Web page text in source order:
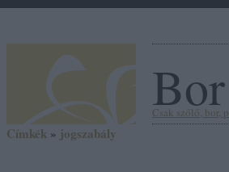
Csak szőlő, bor,
Címkék » jogszabály